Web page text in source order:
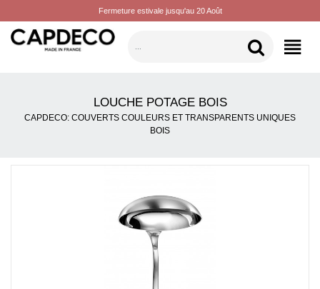
Fermeture estivale jusqu'au 20 Août
CATÉGORIES
LOUCHE POTAGE BOIS
CAPDECO: COUVERTS COULEURS ET TRANSPARENTS UNIQUES
BOIS